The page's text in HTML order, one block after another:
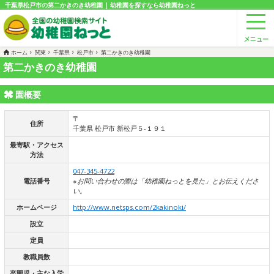
千葉県松戸市の第二かきのき幼稚園 | 幼稚園を探すなら幼稚園ねっと
ホーム 関東 千葉県 松戸市 第二かきのき幼稚園
第二かきのき幼稚園
園概要
住所
〒
千葉県 松戸市 新松戸５-１９１
最寄駅・アクセス
方法
電話番号
047-345-4722
※お問い合わせの際は「幼稚園ねっとを見た」とお伝えくださ
い。
ホームページ
http://www.netsps.com/2kakinoki/
設立
定員
教職員数